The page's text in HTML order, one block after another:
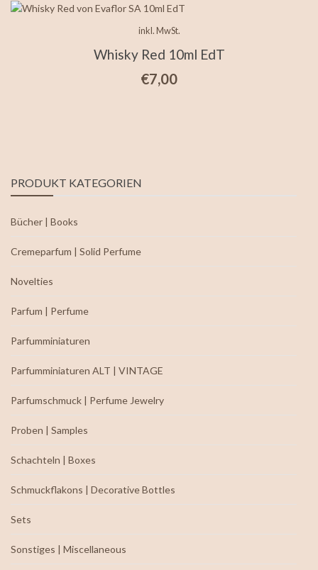
inkl. MwSt.
Whisky Red 10ml EdT
€7,00
PRODUKT KATEGORIEN
Bücher | Books
Cremeparfum | Solid Perfume
Novelties
Parfum | Perfume
Parfumminiaturen
Parfumminiaturen ALT | VINTAGE
Parfumschmuck | Perfume Jewelry
Proben | Samples
Schachteln | Boxes
Schmuckflakons | Decorative Bottles
Sets
Sonstiges | Miscellaneous